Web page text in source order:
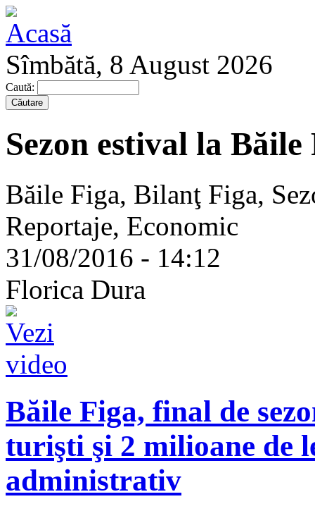
Sîmbătă, 8 August 2026
Caută:
Sezon estival la Băile
Băile Figa, Bilanţ Figa,
Reportaje, Economic
31/08/2016 - 14:12
Florica Dura
Băile Figa, final de
turişti şi 2 milioane de
administrativ